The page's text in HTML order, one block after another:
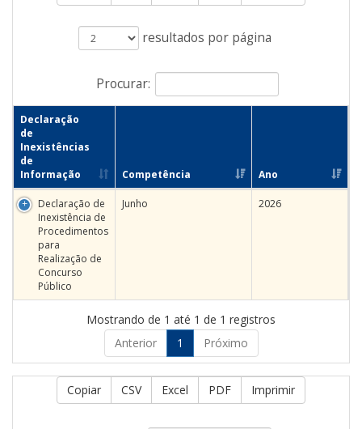
resultados por página
Procurar:
Declaração
de
Inexistências
de
Informação
Competência Ano
Declaração de
Inexistência de
Procedimentos
para
Realização de
Concurso
Público
Junho 2026
Mostrando de 1 até 1 de 1 registros
Anterior
1 Próximo
Copiar CSV Excel PDF Imprimir